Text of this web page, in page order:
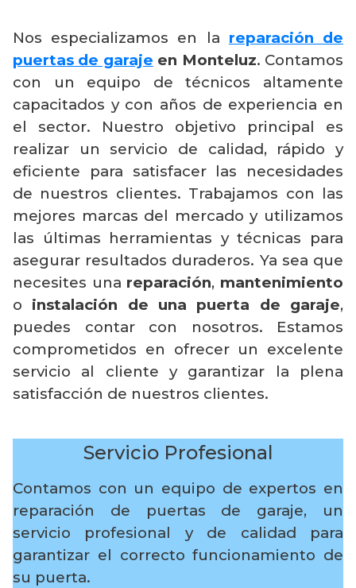
Nos especializamos en la reparación de
puertas de garaje en Monteluz. Contamos
con un equipo de técnicos altamente
capacitados y con años de experiencia en
el sector. Nuestro objetivo principal es
realizar un servicio de calidad, rápido y
eficiente para satisfacer las necesidades
de nuestros clientes. Trabajamos con las
mejores marcas del mercado y utilizamos
las últimas herramientas y técnicas para
asegurar resultados duraderos. Ya sea que
necesites una reparación, mantenimiento
o instalación de una puerta de garaje,
puedes contar con nosotros. Estamos
comprometidos en ofrecer un excelente
servicio al cliente y garantizar la plena
satisfacción de nuestros clientes.
Servicio Profesional
Contamos con un equipo de expertos en
reparación de puertas de garaje, un
servicio profesional y de calidad para
garantizar el correcto funcionamiento de
su puerta.